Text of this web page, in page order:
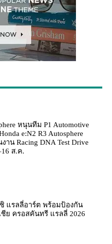
หนุนทีม P1 Automotive
e:N2 R3 Autosphere
าน Racing DNA Test Drive
ส.ค.
แรลลี่อาร์ต พร้อมป้องกัน
ชีย ครอสคันทรี แรลลี่ 2026